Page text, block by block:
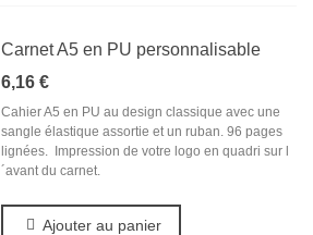
Carnet A5 en PU personnalisable
6,16 €
Cahier A5 en PU au design classique avec une
sangle élastique assortie et un ruban. 96 pages
lignées. Impression de votre logo en quadri sur l
´avant du carnet.
Ajouter au panier